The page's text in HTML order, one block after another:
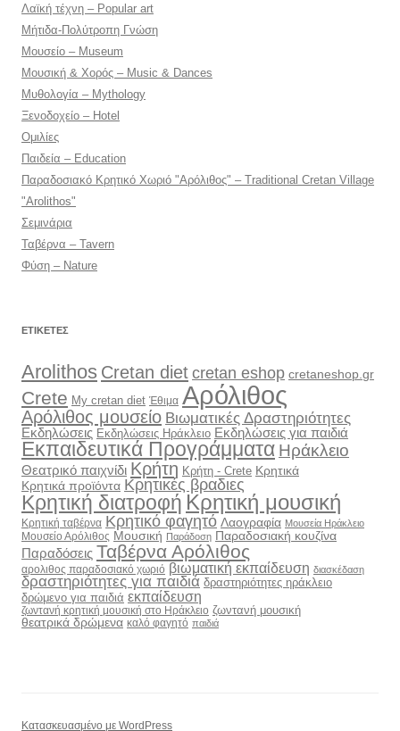
Λαϊκή τέχνη – Popular art
Μήτιδα-Πολύτροπη Γνώση
Μουσείο – Museum
Μουσική & Χορός – Music & Dances
Μυθολογία – Mythology
Ξενοδοχείο – Hotel
Ομιλίες
Παιδεία – Education
Παραδοσιακό Κρητικό Χωριό "Αρόλιθος" – Traditional Cretan Village
"Arolithos"
Σεμινάρια
Ταβέρνα – Tavern
Φύση – Nature
ΕΤΙΚΈΤΕΣ
Arolithos Cretan dietcretan eshop cretaneshop.gr
Crete My cretan diet Έθιμα Αρόλιθος
Αρόλιθος μουσείο Βιωματικές Δραστηριότητες
Εκδηλώσεις Εκδηλώσεις Ηράκλειο Εκδηλώσεις για παιδιά
Εκπαιδευτικά Προγράμματα Ηράκλειο
Θεατρικό παιχνίδι Κρήτη Κρήτη - Crete Κρητικά
Κρητικά προϊόντα Κρητικές βραδιες
Κρητική διατροφή Κρητική μουσική
Κρητική ταβέρνα Κρητικό φαγητό Λαογραφία Μουσεία Ηράκλειο
Μουσείο Αρόλιθος Μουσική Παράδοση Παραδοσιακή κουζίνα
Παραδόσεις Ταβέρνα Αρόλιθος
αρολιθος παραδοσιακό χωριό βιωματική εκπαίδευση διασκέδαση
δραστηριότητες για παιδιά δραστηριότητες ηράκλειο
δρώμενο για παιδιά εκπαίδευση
ζωντανή κρητική μουσική στο Ηράκλειο ζωντανή μουσική
θεατρικά δρώμενα καλό φαγητό παιδιά
Κατασκευασμένο με WordPress